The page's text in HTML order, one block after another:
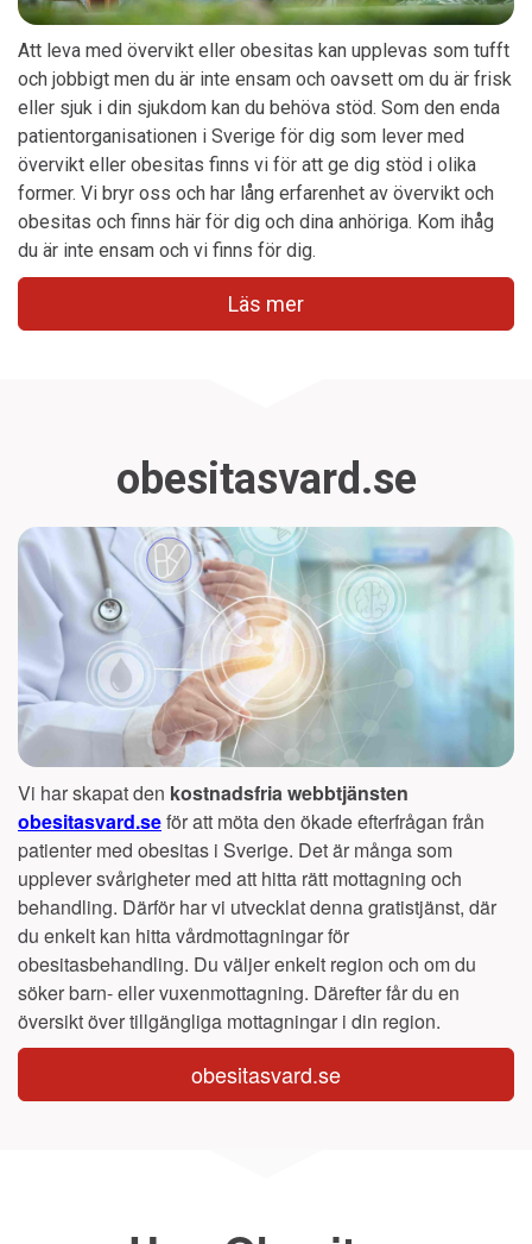
Att leva med övervikt eller obesitas kan upplevas som tufft
och jobbigt men du är inte ensam och oavsett om du är frisk
eller sjuk i din sjukdom kan du behöva stöd. Som den enda
patientorganisationen i Sverige för dig som lever med
övervikt eller obesitas finns vi för att ge dig stöd i olika
former. Vi bryr oss och har lång erfarenhet av övervikt och
obesitas och finns här för dig och dina anhöriga. Kom ihåg
du är inte ensam och vi finns för dig.
Läs mer
obesitasvard.se
Vi har skapat den kostnadsfria webbtjänsten
obesitasvard.seför att möta den ökade efterfrågan från
patienter med obesitas i Sverige. Det är många som
upplever svårigheter med att hitta rätt mottagning och
behandling. Därför har vi utvecklat denna gratistjänst, där
du enkelt kan hitta vårdmottagningar för
obesitasbehandling. Du väljer enkelt region och om du
söker barn- eller vuxenmottagning. Därefter får du en
översikt över tillgängliga mottagningar i din region.
obesitasvard.se